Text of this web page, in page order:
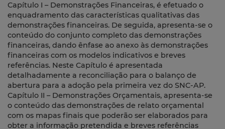
Capítulo I – Demonstrações Financeiras, é efetuado o
enquadramento das características qualitativas das
demonstrações financeiras. De seguida, apresenta-se o
conteúdo do conjunto completo das demonstrações
financeiras, dando ênfase ao anexo às demonstrações
financeiras com os modelos indicativos e breves
referências. Neste Capítulo é apresentada
detalhadamente a reconciliação para o balanço de
abertura para a adoção pela primeira vez do SNC-AP.
Capítulo II – Demonstrações Orçamentais, apresenta-se
o conteúdo das demonstrações de relato orçamental
com os mapas finais que poderão ser elaborados para
obter a informação pretendida e breves referências